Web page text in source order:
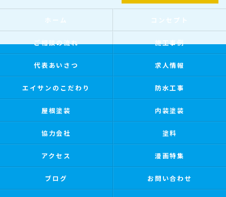
ホーム コンセプト
ご相談の流れ 施工事例
代表あいさつ 求人情報
エイサンのこだわり 防水工事
屋根塗装 内装塗装
協力会社 塗料
アクセス 漫画特集
ブログ お問い合わせ